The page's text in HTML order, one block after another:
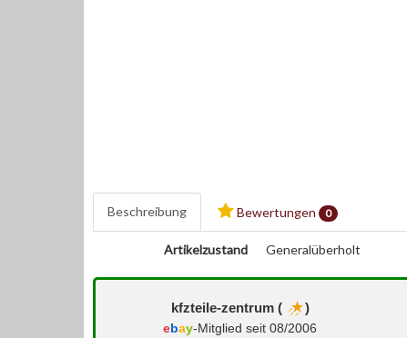
Beschreibung Bewertungen 0
Artikelzustand Generalüberholt
kfzteile-zentrum ( )
ebay-Mitglied seit 08/2006